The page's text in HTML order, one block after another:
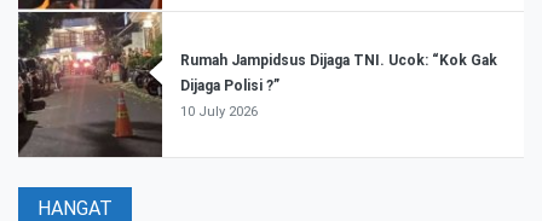
Rumah Jampidsus Dijaga TNI. Ucok: “Kok Gak
Dijaga Polisi ?”
10 July 2026
HANGAT